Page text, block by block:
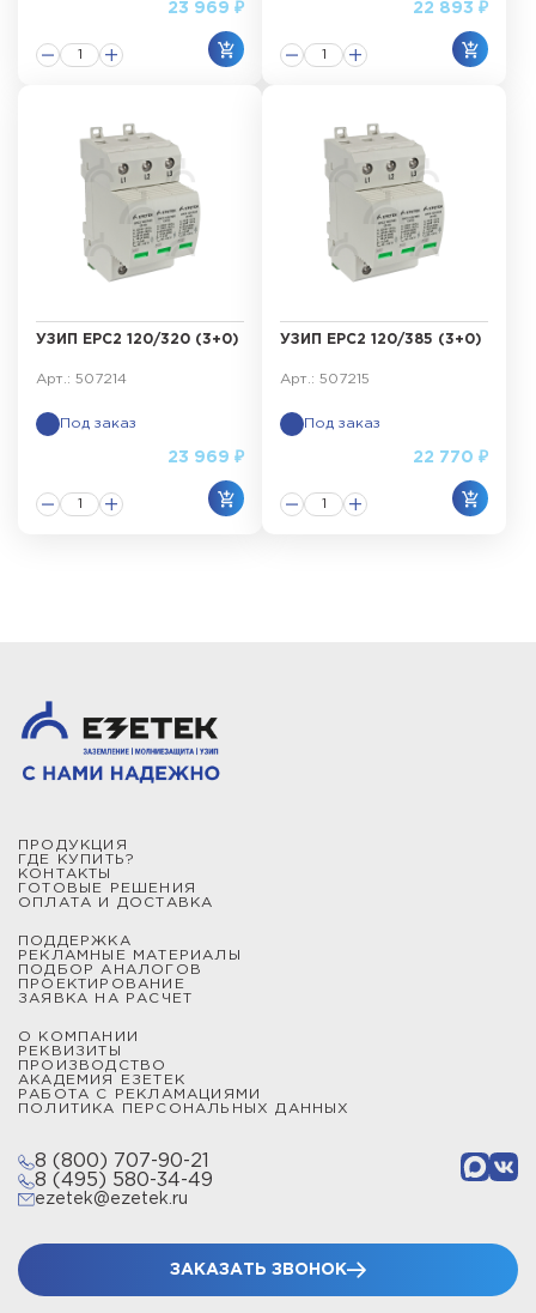
23 969 ₽ 22 893 ₽
УЗИП ЕРС2 120/320 (3+0)
Арт.: 507214
Под заказ
23 969 ₽
УЗИП ЕРС2 120/385 (3+0)
Арт.: 507215
Под заказ
22 770 ₽
ПРОДУКЦИЯ
ГДЕ КУПИТЬ?
КОНТАКТЫ
ГОТОВЫЕ РЕШЕНИЯ
ОПЛАТА И ДОСТАВКА
ПОДДЕРЖКА
РЕКЛАМНЫЕ МАТЕРИАЛЫ
ПОДБОР АНАЛОГОВ
ПРОЕКТИРОВАНИЕ
ЗАЯВКА НА РАСЧЕТ
О КОМПАНИИ
РЕКВИЗИТЫ
ПРОИЗВОДСТВО
АКАДЕМИЯ ЕЗЕТЕК
РАБОТА С РЕКЛАМАЦИЯМИ
ПОЛИТИКА ПЕРСОНАЛЬНЫХ ДАННЫХ
8 (800) 707-90-21
8 (495) 580-34-49
ezetek@ezetek.ru
ЗАКАЗАТЬ ЗВОНОК